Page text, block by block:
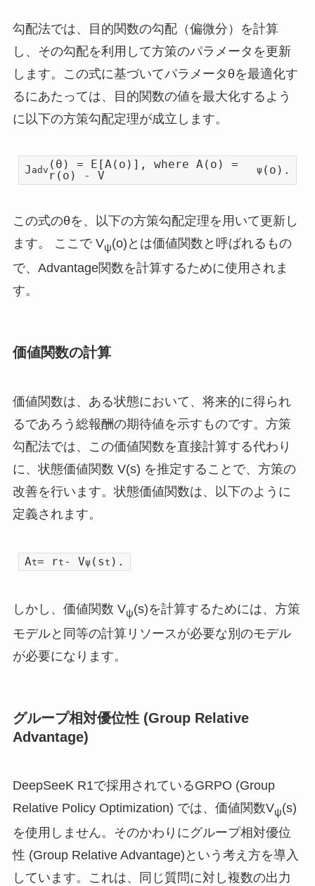
勾配法では、目的関数の勾配（偏微分）を計算
し、その勾配を利用して方策のパラメータを更新
します。この式に基づいてパラメータθを最適化す
るにあたっては、目的関数の値を最大化するよう
に以下の方策勾配定理が成立します。
J adv (θ) = E[A(o)], where A(o) =
r(o) - V
ψ (o).
この式のθを、以下の方策勾配定理を用いて更新し
ます。 ここで Vψ(o)とは価値関数と呼ばれるもの
で、Advantage関数を計算するために使用されま
す。
価値関数の計算
価値関数は、ある状態において、将来的に得られ
るであろう総報酬の期待値を示すものです。方策
勾配法では、この価値関数を直接計算する代わり
に、状態価値関数 V(s) を推定することで、方策の
改善を行います。状態価値関数は、以下のように
定義されます。
At= rt - Vψ (st ).
しかし、価値関数 Vψ(s)を計算するためには、方策
モデルと同等の計算リソースが必要な別のモデル
が必要になります。
グループ相対優位性 (Group Relative
Advantage)
DeepSeeK R1で採用されているGRPO (Group
Relative Policy Optimization) では、価値関数Vψ(s)
を使用しません。そのかわりにグループ相対優位
性 (Group Relative Advantage)という考え方を導入
しています。これは、同じ質問に対し複数の出力